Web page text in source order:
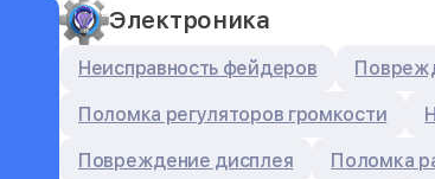
Электроника
Неисправность фейдеров
Поломка регуляторов громкости
Повреждение дисплея Поломка